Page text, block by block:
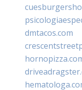
dmtacos.com